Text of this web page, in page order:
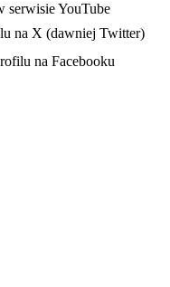
serwisie YouTube
na X (dawniej Twitter)
na Facebooku